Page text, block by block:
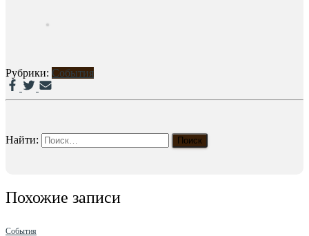
Рубрики: События
Найти:
Похожие записи
События